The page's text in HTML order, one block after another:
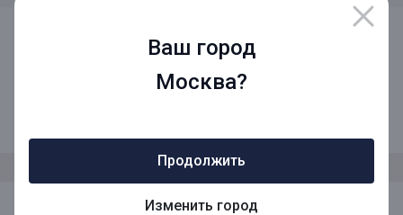
Ваш город
Москва?
Продолжить
Изменить город
8 (800) 1001-777